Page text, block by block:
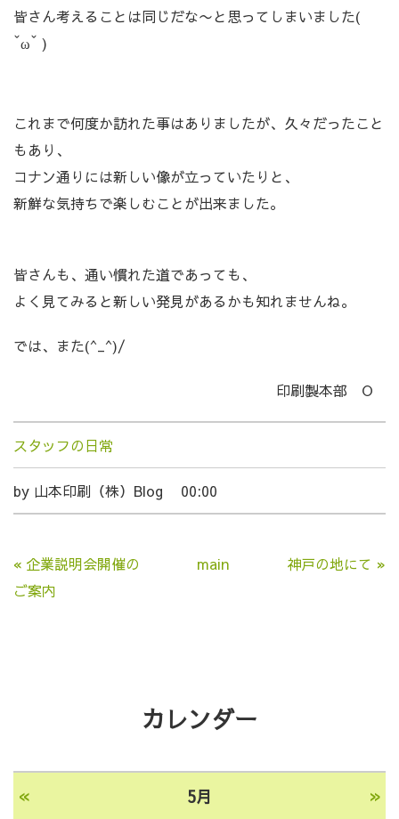
皆さん考えることは同じだな〜と思ってしまいました(
ˇωˇ )
これまで何度か訪れた事はありましたが、久々だったこと
もあり、
コナン通りには新しい像が立っていたりと、
新鮮な気持ちで楽しむことが出来ました。
皆さんも、通い慣れた道であっても、
よく見てみると新しい発見があるかも知れませんね。
では、また(^_^)/
印刷製本部 O
スタッフの日常
by 山本印刷（株）Blog 00:00
« 企業説明会開催の
ご案内
main 神戸の地にて »
カレンダー
« 5月 »